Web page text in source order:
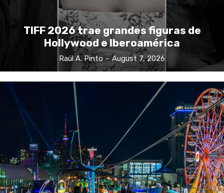
TIFF 2026 trae grandes figuras de
Hollywood e Iberoamérica
Raúl A. Pinto - August 7, 2026